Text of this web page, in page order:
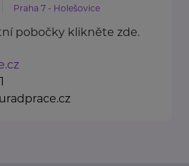
Praha 7 - Holešovice
pobočky klikněte zde.